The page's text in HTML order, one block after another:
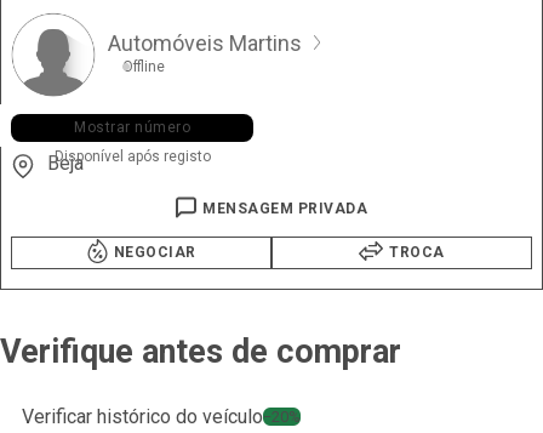
Automóveis Martins
Offline
+351 936 ••• •72
Mostrar número
Disponível após registo
Beja
MENSAGEM PRIVADA
NEGOCIAR TROCA
Verifique antes de comprar
Verificar histórico do veículo−20%